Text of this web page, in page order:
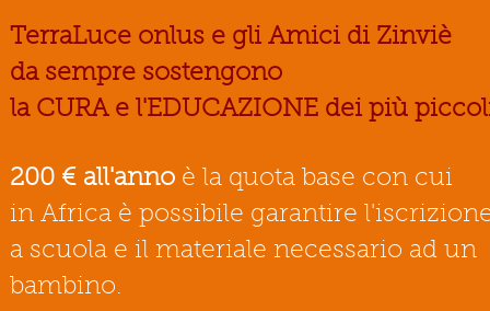
TerraLuce onlus e gli Amici di Zinviè
da sempre sostengono
la CURA e l'EDUCAZIONE dei più
200 € all'anno è la quota base con cui
in Africa è possibile garantire
a scuola e il materiale necessario ad un
bambino.